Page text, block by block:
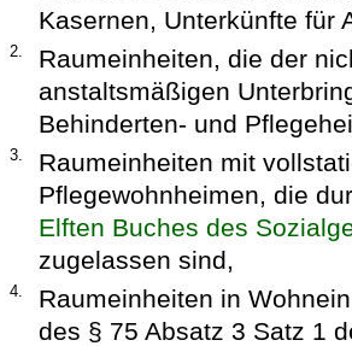
Kasernen, Unterkünfte für
2.
Raumeinheiten, die der
anstaltsmäßigen
Behinderten- und
3.
Raumeinheiten mit
Pflegewohnheimen, die
Elften Buches des
zugelassen sind,
4.
Raumeinheiten in
des § 75 Absatz 3 Satz 1